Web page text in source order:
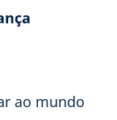
ao mundo